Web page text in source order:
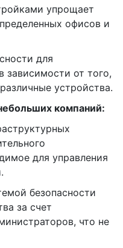
упрощает
офисов и
для
зависимости от того,
устройства.
компаний:
для управления
безопасности
за счет
что не